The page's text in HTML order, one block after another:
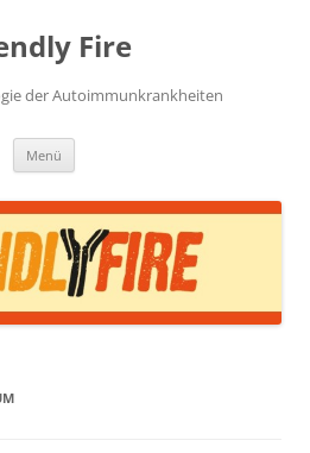
Fire
der Autoimmunkrankheiten
Menü